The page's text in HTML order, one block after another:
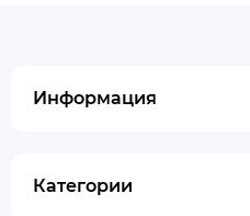
Информация
Категории